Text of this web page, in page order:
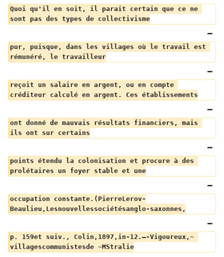
Quoi qu'il en soit, il parait certain que ce ne
sont pas des types de collectivisme
pur, puisque, dans les villages où le travail est
rémunéré, le travailleur
reçoit un salaire en argent, ou en compte
créditeur calculé en argent. Ces établissements
ont donné de mauvais résultats financiers, mais
ils ont sur certains
points étendu la colonisation et procure à des
prolétaires un foyer stable et une
occupation constante.(PierreLerov-
Beaulieu,Lesnouvellessociétésanglo-saxonnes,
p. 159et suiv., Colin,1897,in-12.–-Vigoureux,~
villagescommunistesde ~MStralie